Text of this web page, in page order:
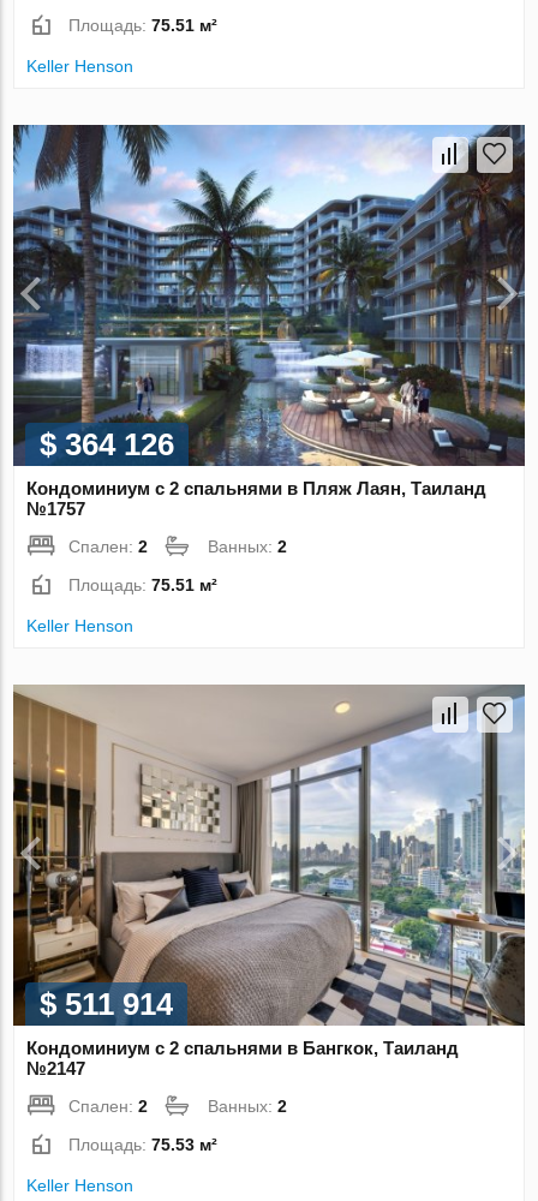
Площадь:75.51 м²
Keller Henson
$ 364 126
Кондоминиум с 2 спальнями в Пляж Лаян, Таиланд
№1757
Спален:2 Ванных:2
Площадь:75.51 м²
Keller Henson
$ 511 914
Кондоминиум с 2 спальнями в Бангкок, Таиланд
№2147
Спален:2 Ванных:2
Площадь:75.53 м²
Keller Henson